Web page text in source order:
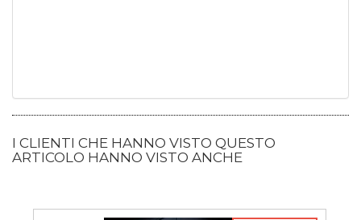
I CLIENTI CHE HANNO VISTO QUESTO
ARTICOLO HANNO VISTO ANCHE